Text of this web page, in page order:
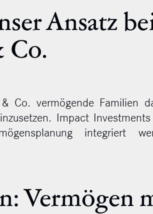
Ansatz
Co.
Co. vermögende Familien
Impact
integriert
Vermögen